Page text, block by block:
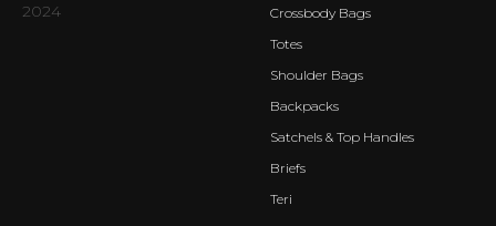
2024
Crossbody Bags
Totes
Shoulder Bags
Backpacks
Satchels & Top Handles
Briefs
Teri